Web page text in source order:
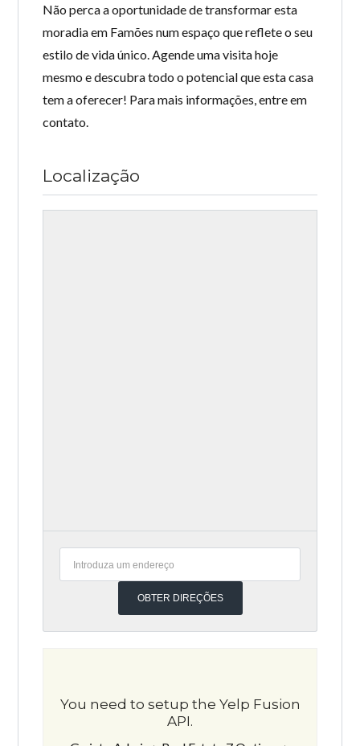
Não perca a oportunidade de transformar esta
moradia em Famões num espaço que reflete o seu
estilo de vida único. Agende uma visita hoje
mesmo e descubra todo o potencial que esta casa
tem a oferecer! Para mais informações, entre em
contato.
Localização
You need to setup the Yelp Fusion
API.